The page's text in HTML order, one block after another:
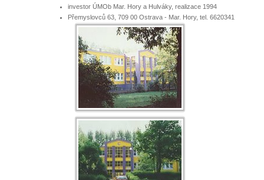
investor ÚMOb Mar. Hory a Hulváky, realizace 1994
Přemyslovců 63, 709 00 Ostrava - Mar. Hory, tel. 6620341